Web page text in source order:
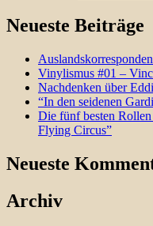
Neueste Beiträge
Vinylismus #01 –
Nachdenken über
“In den seidenen
Die fünf besten
Flying Circus”
Neueste
Archiv